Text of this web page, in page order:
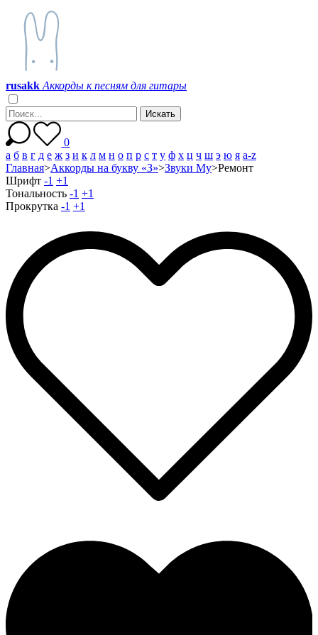
rusakk Аккорды к песням для гитары
0
а б в г д е ж з и к л м н о п р с т у ф х ц ч ш э ю я a-z
Главная>Аккорды на букву «З»>Звуки Му>Ремонт
Шрифт -1 +1
Тональность -1 +1
Прокрутка -1 +1